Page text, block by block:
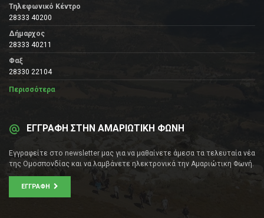
Τηλεφωνικό Κέντρο
28333 40200
Δήμαρχος
28333 40211
Φαξ
28330 22104
Περισσότερα
ΕΓΓΡΑΦΗ ΣΤΗΝ ΑΜΑΡΙΩΤΙΚΗ ΦΩΝΗ
Εγγραφείτε στο newsletter μας για να μαθαίνετε άμεσα τα τελευταία νέα
της Ομοσπονδίας και να λαμβάνετε ηλεκτρονικά την Αμαριώτικη Φωνή.
ΕΓΓΡΑΦΉ